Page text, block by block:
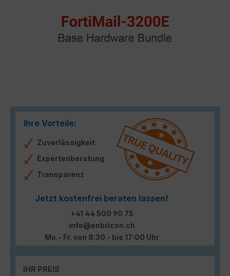
Ihre Vorteile:
Zuverlässigkeit
Expertenberatung
Transparenz
Jetzt kostenfrei beraten lassen!
+41 44 500 90 75
info@enbitcon.ch
Mo.- Fr. von 8:30 - bis 17:00 Uhr
IHR PREIS